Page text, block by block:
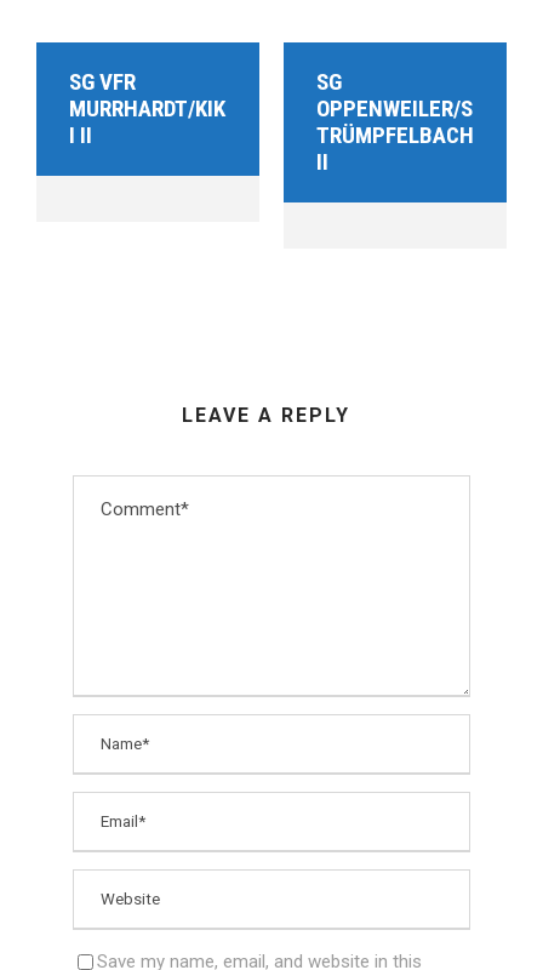
SG VFR
MURRHARDT/KIK
I II
SG
OPPENWEILER/S
TRÜMPFELBACH
II
LEAVE A REPLY
Save my name, email, and website in this